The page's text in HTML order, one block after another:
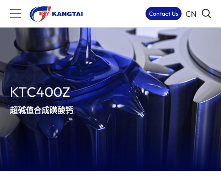
Contact Us CN
KTC400Z
超碱值合成磺酸钙